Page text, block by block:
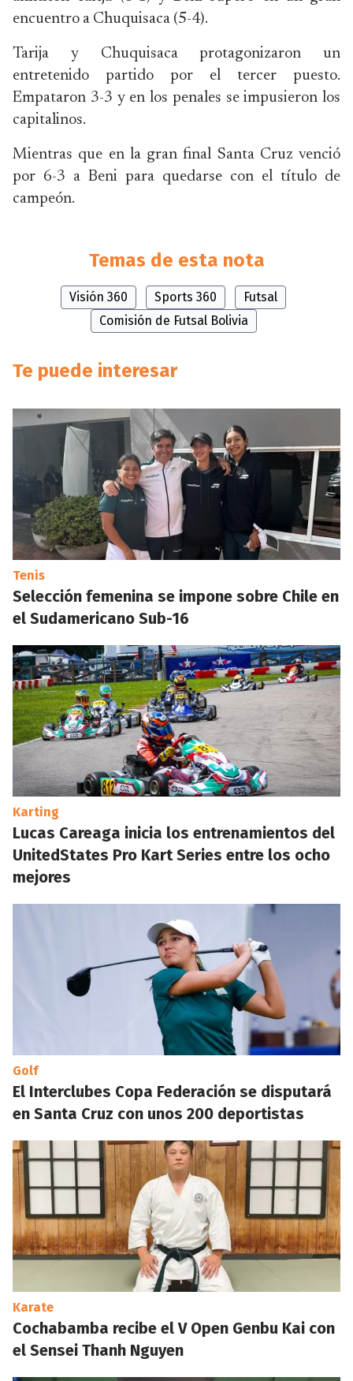
encuentro a Chuquisaca (5-4).
Tarija y Chuquisaca protagonizaron un
entretenido partido por el tercer puesto.
Empataron 3-3 y en los penales se impusieron los
capitalinos.
Mientras que en la gran final Santa Cruz venció
por 6-3 a Beni para quedarse con el título de
campeón.
Temas de esta nota
Visión 360 Sports 360
Futsal
Comisión de Futsal Bolivia
Te puede interesar
Tenis
Selección femenina se impone sobre Chile en
el Sudamericano Sub-16
Karting
Lucas Careaga inicia los entrenamientos del
UnitedStates Pro Kart Series entre los ocho
mejores
Golf
El Interclubes Copa Federación se disputará
en Santa Cruz con unos 200 deportistas
Karate
Cochabamba recibe el V Open Genbu Kai con
el Sensei Thanh Nguyen